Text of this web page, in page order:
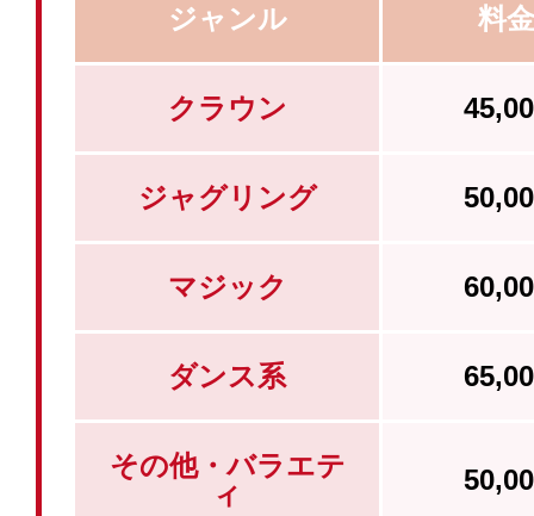
ジャンル 料
クラウン
ジャグリング
マジック
ダンス系
その他・バラエテ
ィ